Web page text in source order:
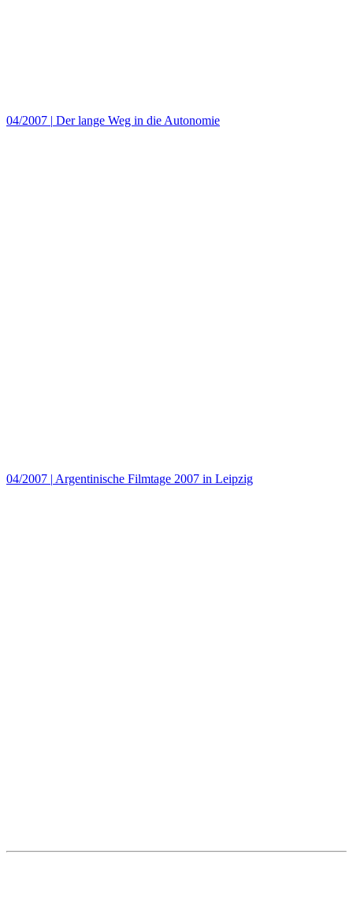
04/2007 | Der lange Weg in die Autonomie
04/2007 | Argentinische Filmtage 2007 in Leipzig